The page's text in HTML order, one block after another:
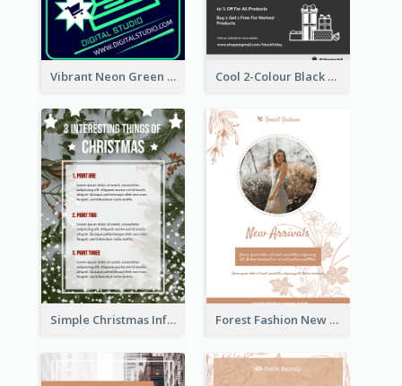
Vibrant Neon Green Cyber Monday Deal Flyer Design Ideas Cool 2-Colour Black Friday Poster
Simple Christmas Informative Poster Forest Fashion New Arrivals Flyer